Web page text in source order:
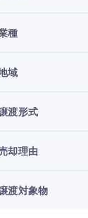
種
域
渡形式
却理由
渡対象物